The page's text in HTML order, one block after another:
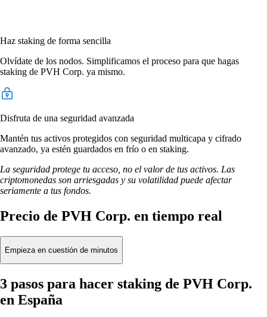
Haz staking de forma sencilla
Olvídate de los nodos. Simplificamos el proceso para que hagas
staking de PVH Corp. ya mismo.
Disfruta de una seguridad avanzada
Mantén tus activos protegidos con seguridad multicapa y cifrado
avanzado, ya estén guardados en frío o en staking.
La seguridad protege tu acceso, no el valor de tus activos. Las
criptomonedas son arriesgadas y su volatilidad puede afectar
seriamente a tus fondos.
Precio de PVH Corp. en tiempo real
Empieza en cuestión de minutos
3 pasos para hacer staking de PVH Corp.
en España